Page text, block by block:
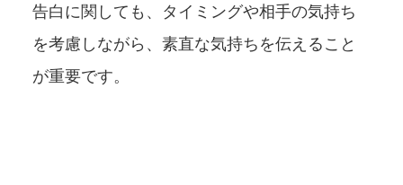
告白に関しても、タイミングや相手の気持ち
を考慮しながら、素直な気持ちを伝えること
が重要です。